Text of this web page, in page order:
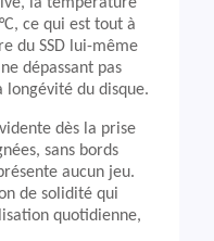
ce qui est tout à
du SSD lui-même
dépassant pas
longévité du disque.
dès la prise
sans bords
aucun jeu.
de solidité qui
quotidienne,